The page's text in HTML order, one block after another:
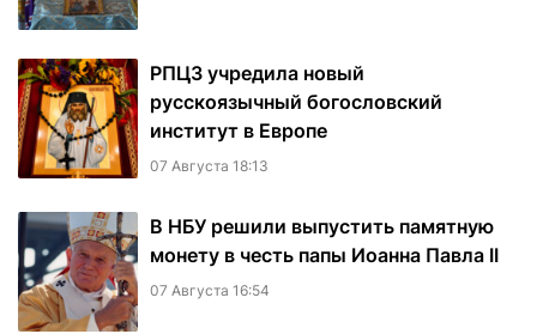
РПЦЗ учредила новый
русскоязычный богословский
институт в Европе
07 Августа 18:13
В НБУ решили выпустить памятную
монету в честь папы Иоанна Павла II
07 Августа 16:54